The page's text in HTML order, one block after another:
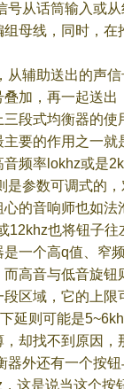
号从话筒输入或
组母线，同时，
从辅助送出的声
叠加，再一起送
三段式均衡器的使
主要的作用之一
音频率 lokhz或是
是参数可调式的
心的音响师也如法
12khz也将钮子往
是一个高q值、窄
而高音与低音旋钮
段区域，它的上限
下延则可能是
，却找不到原因
器外还有一个按
，这是说当这个按